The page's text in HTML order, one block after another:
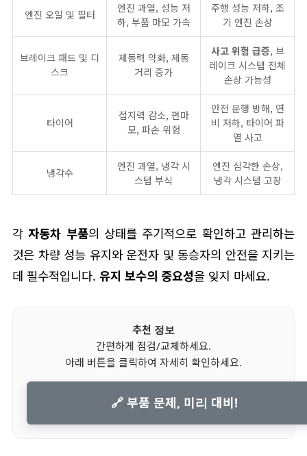
엔진 오일 및 필터
엔진 과열, 성능 저
하, 부품 마모 가속
주행 성능 저하, 조
기 엔진 손상
브레이크 패드 및 디
스크
제동력 약화, 제동
거리 증가
사고 위험 급증, 브
레이크 시스템 전체
손상 가능성
타이어
접지력 감소, 편마
모, 파손 위험
안전 운행 방해, 연
비 저하, 타이어 파
열 사고
냉각수
엔진 과열, 냉각 시
스템 부식
엔진 심각한 손상,
냉각 시스템 고장
각자동차 부품의 상태를 주기적으로 확인하고 관리하는
것은 차량 성능 유지와 운전자 및 동승자의 안전을 지키는
데 필수적입니다. 유지 보수의 중요성을 잊지 마세요.
추천 정보
간편하게 점검/교체하세요.
아래 버튼을 클릭하여 자세히 확인하세요.
🔗 부품 문제, 미리 대비!